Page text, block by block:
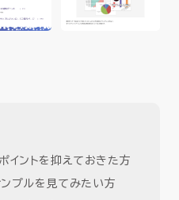
イントを抑えておきた方
プルを見てみたい方